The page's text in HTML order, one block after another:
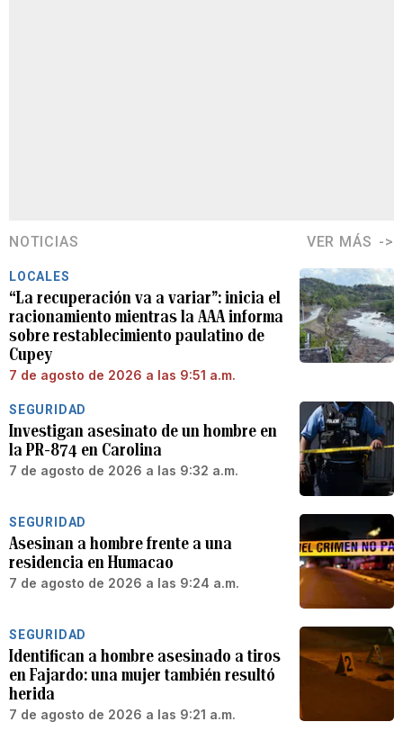
NOTICIAS VER MÁS
LOCALES
“La recuperación va a variar”: inicia el
racionamiento mientras la AAA informa
sobre restablecimiento paulatino de
Cupey
7 de agosto de 2026 a las 9:51 a.m.
SEGURIDAD
Investigan asesinato de un hombre en
la PR-874 en Carolina
7 de agosto de 2026 a las 9:32 a.m.
SEGURIDAD
Asesinan a hombre frente a una
residencia en Humacao
7 de agosto de 2026 a las 9:24 a.m.
SEGURIDAD
Identifican a hombre asesinado a tiros
en Fajardo: una mujer también resultó
herida
7 de agosto de 2026 a las 9:21 a.m.